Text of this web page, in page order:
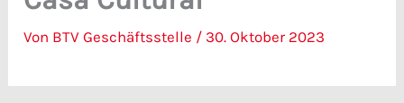
Von BTV Geschäftsstelle / 30. Oktober 2023